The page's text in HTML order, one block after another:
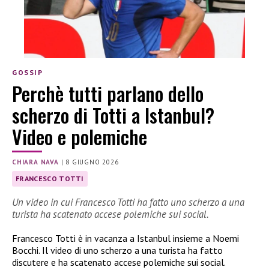
GOSSIP
Perchè tutti parlano dello
scherzo di Totti a Istanbul?
Video e polemiche
CHIARA NAVA | 8 GIUGNO 2026
FRANCESCO TOTTI
Un video in cui Francesco Totti ha fatto uno scherzo a una
turista ha scatenato accese polemiche sui social.
Francesco Totti è in vacanza a Istanbul insieme a Noemi
Bocchi. Il video di uno scherzo a una turista ha fatto
discutere e ha scatenato accese polemiche sui social.